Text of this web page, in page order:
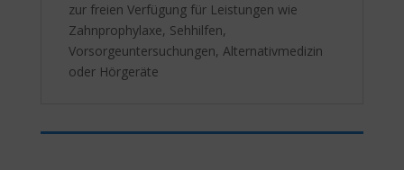
zur freien Verfügung für Leistungen wie
Zahnprophylaxe, Sehhilfen,
Vorsorgeuntersuchungen, Alternativmedizin
oder Hörgeräte